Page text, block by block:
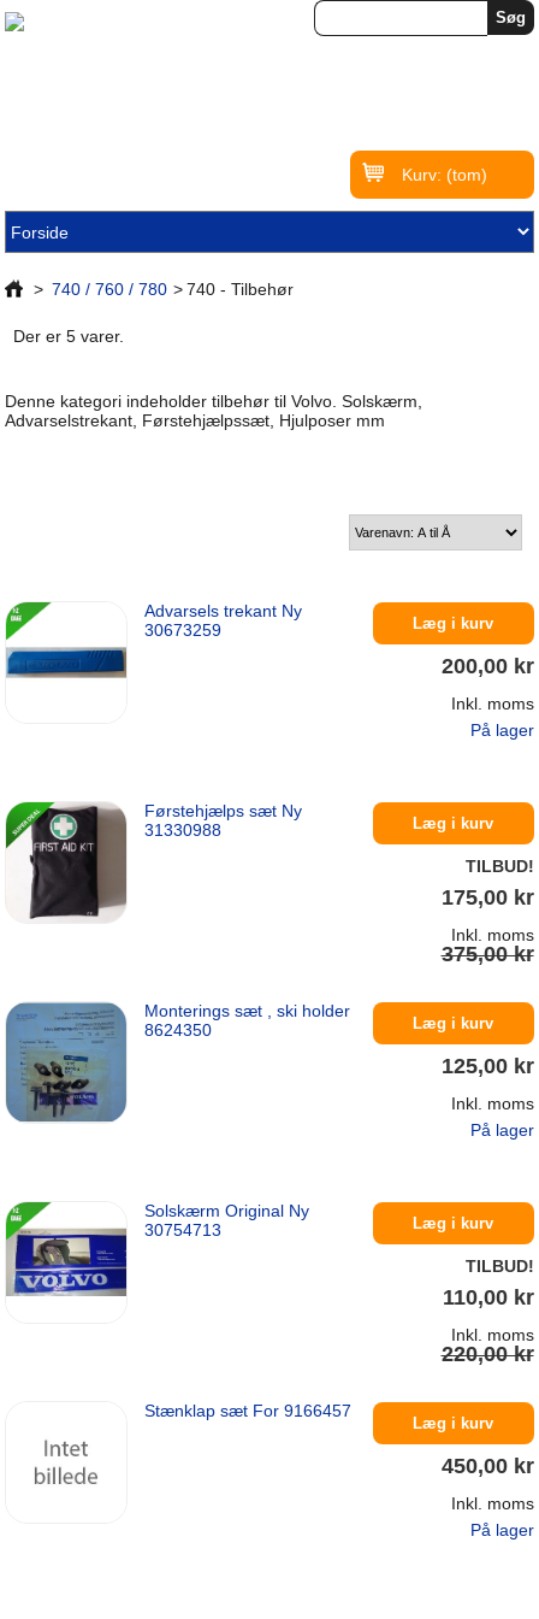
Kurv: (tom)
> 740 / 760 / 780 > 740 - Tilbehør
Der er 5 varer.
Denne kategori indeholder tilbehør til Volvo. Solskærm,
Advarselstrekant, Førstehjælpssæt, Hjulposer mm
Advarsels trekant Ny
30673259
Læg i kurv
200,00 kr
Inkl. moms
På lager
Førstehjælps sæt Ny
31330988
Læg i kurv
TILBUD!
175,00 kr
Inkl. moms
375,00 kr
På lager
Monterings sæt , ski holder
8624350
Læg i kurv
125,00 kr
Inkl. moms
På lager
Solskærm Original Ny
30754713
Læg i kurv
TILBUD!
110,00 kr
Inkl. moms
220,00 kr
På lager
Stænklap sæt For 9166457
Læg i kurv
450,00 kr
Inkl. moms
På lager